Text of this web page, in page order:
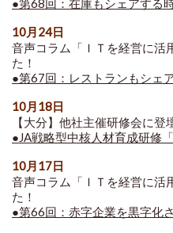
●第68回：在庫もシェアする
10月24日
音声コラム「ＩＴを経営に活
た！
●第67回：レストランもシェ
10月18日
【大分】他社主催研修会に登
●JA戦略型中核人材育成研修
10月17日
音声コラム「ＩＴを経営に活
た！
●第66回：赤字企業を黒字化